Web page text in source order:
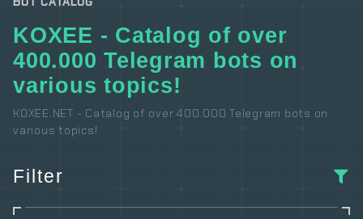
KOXEE - Catalog of over
400.000 Telegram bots on
various topics!
KOXEE.NET - Catalog of over 400.000 Telegram bots on
various topics!
Filter